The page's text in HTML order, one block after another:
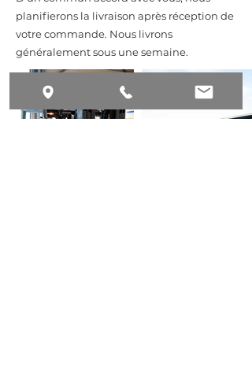
planifierons la livraison après réception de
votre commande. Nous livrons
généralement sous une semaine.